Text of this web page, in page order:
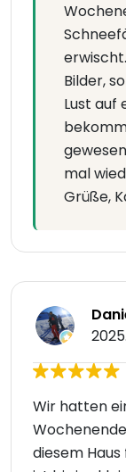
Bilder,
Lust auf
mal
Grüße,
Wir hatten
diesem